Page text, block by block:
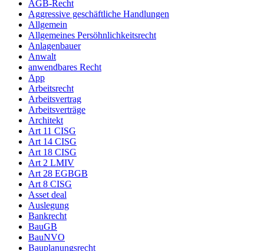
AGB-Recht
Aggressive geschäftliche Handlungen
Allgemein
Allgemeines Persöhnlichkeitsrecht
Anlagenbauer
Anwalt
anwendbares Recht
App
Arbeitsrecht
Arbeitsvertrag
Arbeitsverträge
Architekt
Art 11 CISG
Art 14 CISG
Art 18 CISG
Art 2 LMIV
Art 28 EGBGB
Art 8 CISG
Asset deal
Auslegung
Bankrecht
BauGB
BauNVO
Bauplanungsrecht